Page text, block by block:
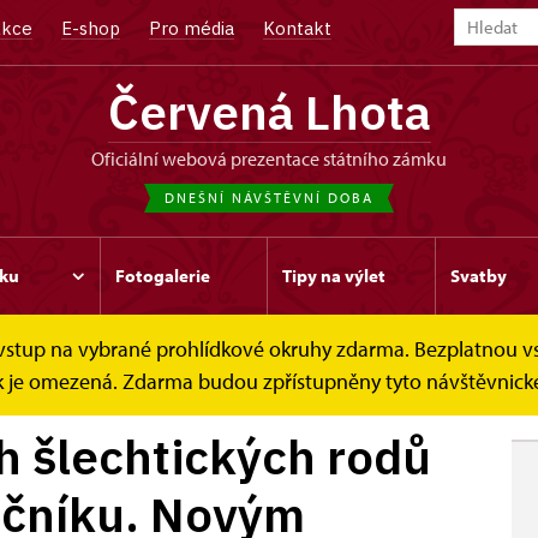
E-shop Pro média Kontakt
Červená Lhota
oficiální webová prezentace státního zámku
DNEŠNÍ NÁVŠTĚVNÍ DOBA
Fotogalerie Tipy na výlet Svatby
na vybrané prohlídkové okruhy zdarma. Bezplatnou
omezená. Zdarma budou zpřístupněny tyto
šlechtických...
šlechtických rodů
Novým